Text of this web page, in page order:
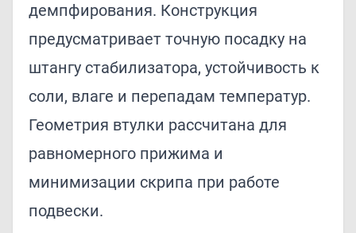
демпфирования. Конструкция
предусматривает точную посадку на
штангу стабилизатора, устойчивость к
соли, влаге и перепадам температур.
Геометрия втулки рассчитана для
равномерного прижима и
минимизации скрипа при работе
подвески.